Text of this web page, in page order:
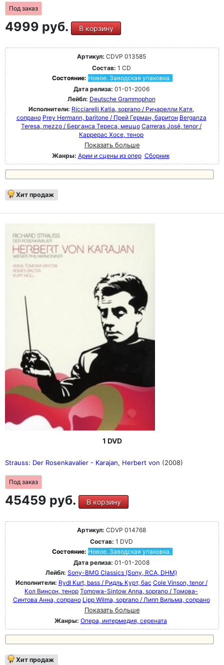
Рахманинова, Сибелиуса, Айвза, Яначека, Равеля и
многих других.
Под заказ
4999 руб. В корзину
Артикул: CDVP 013585
Состав: 1 CD
Состояние: Новое. Заводская упаковка.
Дата релиза: 01-01-2006
Лейбл: Deutsche Grammophon
Исполнители: Ricciarelli Katia, soprano / Ричарелли Катя,
сопрано Prey Hermann, baritone / Прей Герман, баритон Berganza
Teresa, mezzo / Берганса Тереса, меццо Carreras José, tenor /
Каррерас Хосе, тенор
Показать больше
Жанры: Арии и сцены из опер Сборник
Хит продаж
1 DVD
Strauss: Der Rosenkavalier - Karajan, Herbert von (2008)
Под заказ
45459 руб. В корзину
Артикул: CDVP 014768
Состав: 1 DVD
Состояние: Новое. Заводская упаковка.
Дата релиза: 01-01-2008
Лейбл: Sony-BMG Classics (Sony, RCA, DHM)
Исполнители: Rydl Kurt, bass / Ридль Курт, бас Cole Vinson, tenor /
Кол Винсон, тенор Tomowa-Sintow Anna, soprano / Томова-
Синтова Анна, сопрано Lipp Wilma, soprano / Липп Вильма, сопрано
Показать больше
Жанры: Опера, интермедия, серената
Хит продаж